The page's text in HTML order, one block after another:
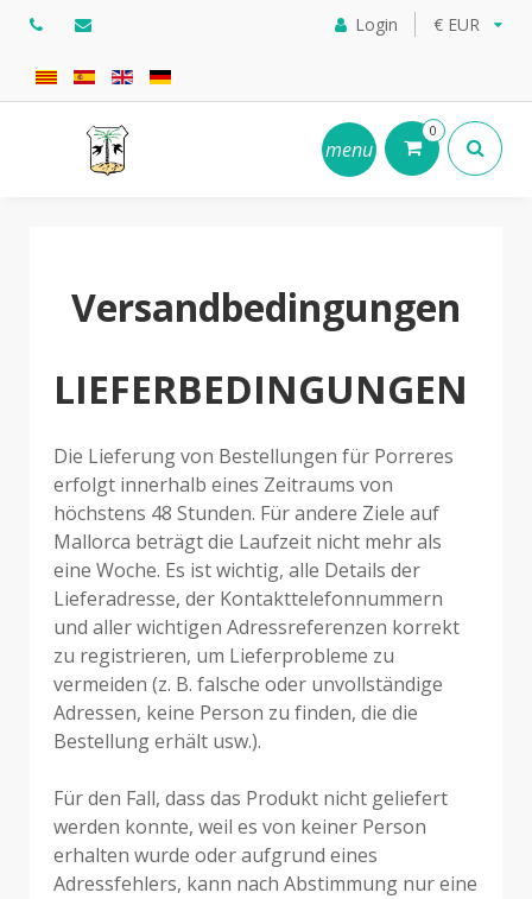
Login € EUR
menu
0
Versandbedingungen
LIEFERBEDINGUNGEN
Die Lieferung von Bestellungen für Porreres
erfolgt innerhalb eines Zeitraums von
höchstens 48 Stunden. Für andere Ziele auf
Mallorca beträgt die Laufzeit nicht mehr als
eine Woche. Es ist wichtig, alle Details der
Lieferadresse, der Kontakttelefonnummern
und aller wichtigen Adressreferenzen korrekt
zu registrieren, um Lieferprobleme zu
vermeiden (z. B. falsche oder unvollständige
Adressen, keine Person zu finden, die die
Bestellung erhält usw.).
Für den Fall, dass das Produkt nicht geliefert
werden konnte, weil es von keiner Person
erhalten wurde oder aufgrund eines
Adressfehlers, kann nach Abstimmung nur eine